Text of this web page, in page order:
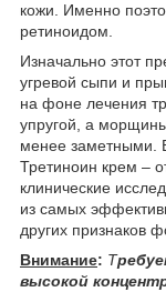
кожи. Именно
ретиноидом.
Изначально этот
угревой сыпи и
на фоне лечения
упругой, а
менее заметными.
Третиноин крем –
клинические
из самых
других признаков
Внимание: Т
высокой